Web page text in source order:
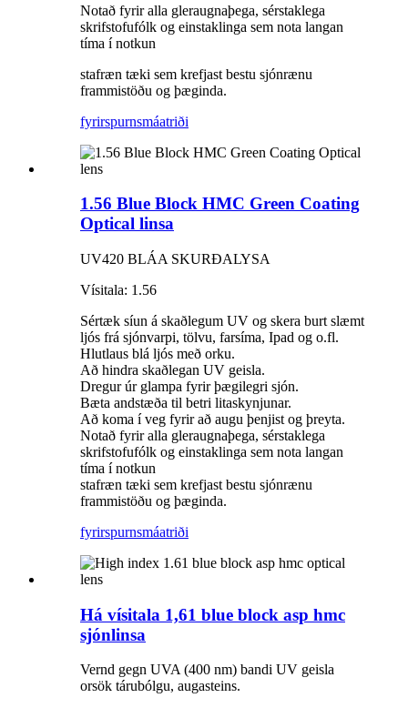
Notað fyrir alla gleraugnaþega, sérstaklega
skrifstofufólk og einstaklinga sem nota langan
tíma í notkun
stafræn tæki sem krefjast bestu sjónrænu
frammistöðu og þæginda.
fyrirspurnsmáatriði
1.56 Blue Block HMC Green Coating
Optical linsa
UV420 BLÁA SKURÐALYSA
Vísitala: 1.56
Sértæk síun á skaðlegum UV og skera burt slæmt
ljós frá sjónvarpi, tölvu, farsíma, Ipad og o.fl.
Hlutlaus blá ljós með orku.
Að hindra skaðlegan UV geisla.
Dregur úr glampa fyrir þægilegri sjón.
Bæta andstæða til betri litaskynjunar.
Að koma í veg fyrir að augu þenjist og þreyta.
Notað fyrir alla gleraugnaþega, sérstaklega
skrifstofufólk og einstaklinga sem nota langan
tíma í notkun
stafræn tæki sem krefjast bestu sjónrænu
frammistöðu og þæginda.
fyrirspurnsmáatriði
Há vísitala 1,61 blue block asp hmc
sjónlinsa
Vernd gegn UVA (400 nm) bandi UV geisla
orsök tárubólgu, augasteins.